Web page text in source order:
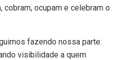
ocupam e celebram o
fazendo nossa parte:
visibilidade a quem